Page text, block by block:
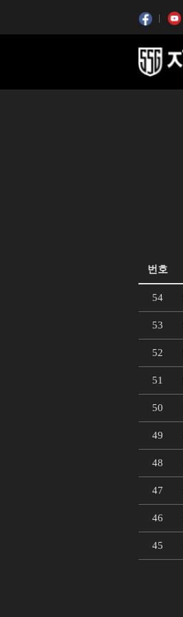
번호
54
53
52
51
50
49
48
47
46
45